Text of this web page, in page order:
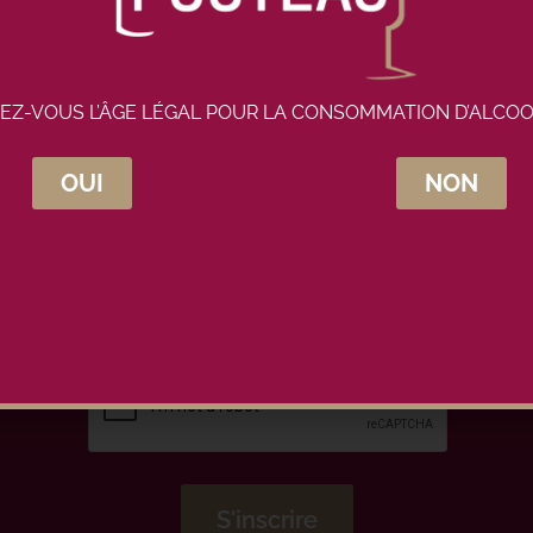
vous à la newsletter Maison
VOUS L’ÂGE LÉGAL POUR LA CONSOMMATION
OUI NON